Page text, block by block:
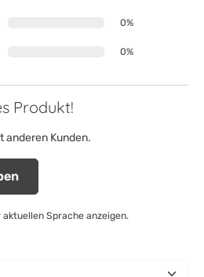
0%
0%
Produkt!
anderen Kunden.
Sprache anzeigen.